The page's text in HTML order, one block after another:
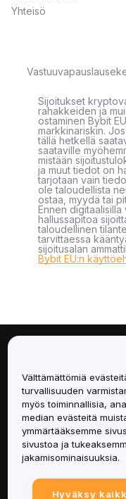
Yhteisö
Sijoitukset
rahakkeiden ja
ostaminen Bybit
markkinariskin.
tällä hetkellä
saataville
mistään
ja muut tiedot on
tarjotaan vain
ole taloudellista
ostaa, myydä tai
Ennen
hallussapitoa
taloudellinen
tarvittaessa
sijoitusalan
Bybit EU:n
Palvelut
Tuki
Tuotteet
Lakiasiat
Välttämättömiä
turvallisuuden
myös toiminnallisia,
median evästeitä
ymmärtääksemme
sivustoa ja
jakamisominaisuuksia.
Hyväksy